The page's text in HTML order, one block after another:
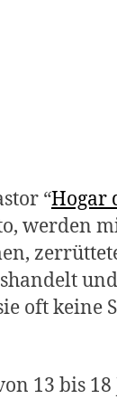
“Hogar
werden
oft keine
13 bis 18